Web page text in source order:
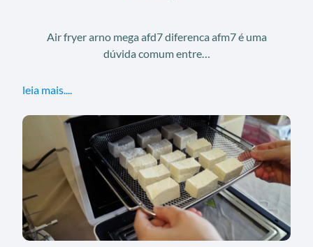
Air fryer arno mega afd7 diferenca afm7 é uma
dúvida comum entre…
leia mais....